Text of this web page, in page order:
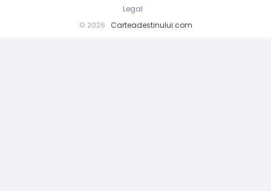
© 2026 Carteadestinului.com
Legal